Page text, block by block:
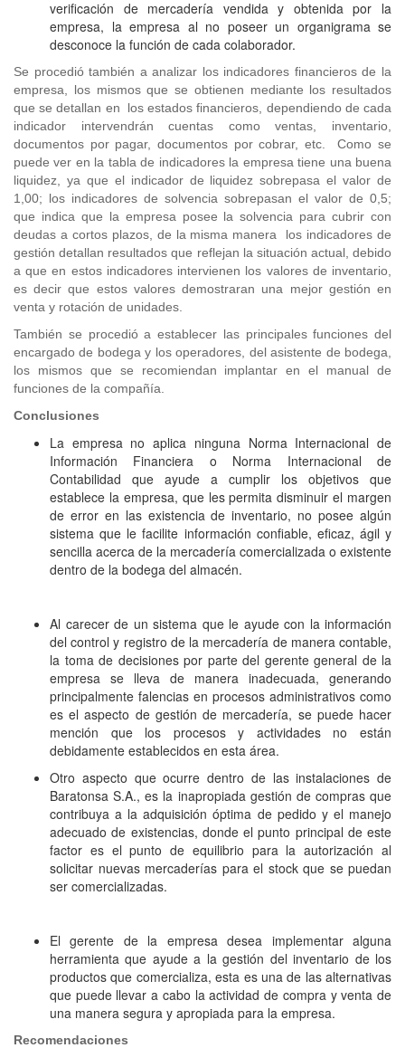
verificación de mercadería vendida y obtenida por la
empresa, la empresa al no poseer un organigrama se
desconoce la función de cada colaborador.
Se procedió también a analizar los indicadores financieros de la
empresa, los mismos que se obtienen mediante los resultados
que se detallan en los estados financieros, dependiendo de cada
indicador intervendrán cuentas como ventas, inventario,
documentos por pagar, documentos por cobrar, etc. Como se
puede ver en la tabla de indicadores la empresa tiene una buena
liquidez, ya que el indicador de liquidez sobrepasa el valor de
1,00; los indicadores de solvencia sobrepasan el valor de 0,5;
que indica que la empresa posee la solvencia para cubrir con
deudas a cortos plazos, de la misma manera los indicadores de
gestión detallan resultados que reflejan la situación actual, debido
a que en estos indicadores intervienen los valores de inventario,
es decir que estos valores demostraran una mejor gestión en
venta y rotación de unidades.
También se procedió a establecer las principales funciones del
encargado de bodega y los operadores, del asistente de bodega,
los mismos que se recomiendan implantar en el manual de
funciones de la compañía.
Conclusiones
La empresa no aplica ninguna Norma Internacional de
Información Financiera o Norma Internacional de
Contabilidad que ayude a cumplir los objetivos que
establece la empresa, que les permita disminuir el margen
de error en las existencia de inventario, no posee algún
sistema que le facilite información confiable, eficaz, ágil y
sencilla acerca de la mercadería comercializada o existente
dentro de la bodega del almacén.
Al carecer de un sistema que le ayude con la información
del control y registro de la mercadería de manera contable,
la toma de decisiones por parte del gerente general de la
empresa se lleva de manera inadecuada, generando
principalmente falencias en procesos administrativos como
es el aspecto de gestión de mercadería, se puede hacer
mención que los procesos y actividades no están
debidamente establecidos en esta área.
Otro aspecto que ocurre dentro de las instalaciones de
Baratonsa S.A., es la inapropiada gestión de compras que
contribuya a la adquisición óptima de pedido y el manejo
adecuado de existencias, donde el punto principal de este
factor es el punto de equilibrio para la autorización al
solicitar nuevas mercaderías para el stock que se puedan
ser comercializadas.
El gerente de la empresa desea implementar alguna
herramienta que ayude a la gestión del inventario de los
productos que comercializa, esta es una de las alternativas
que puede llevar a cabo la actividad de compra y venta de
una manera segura y apropiada para la empresa.
Recomendaciones